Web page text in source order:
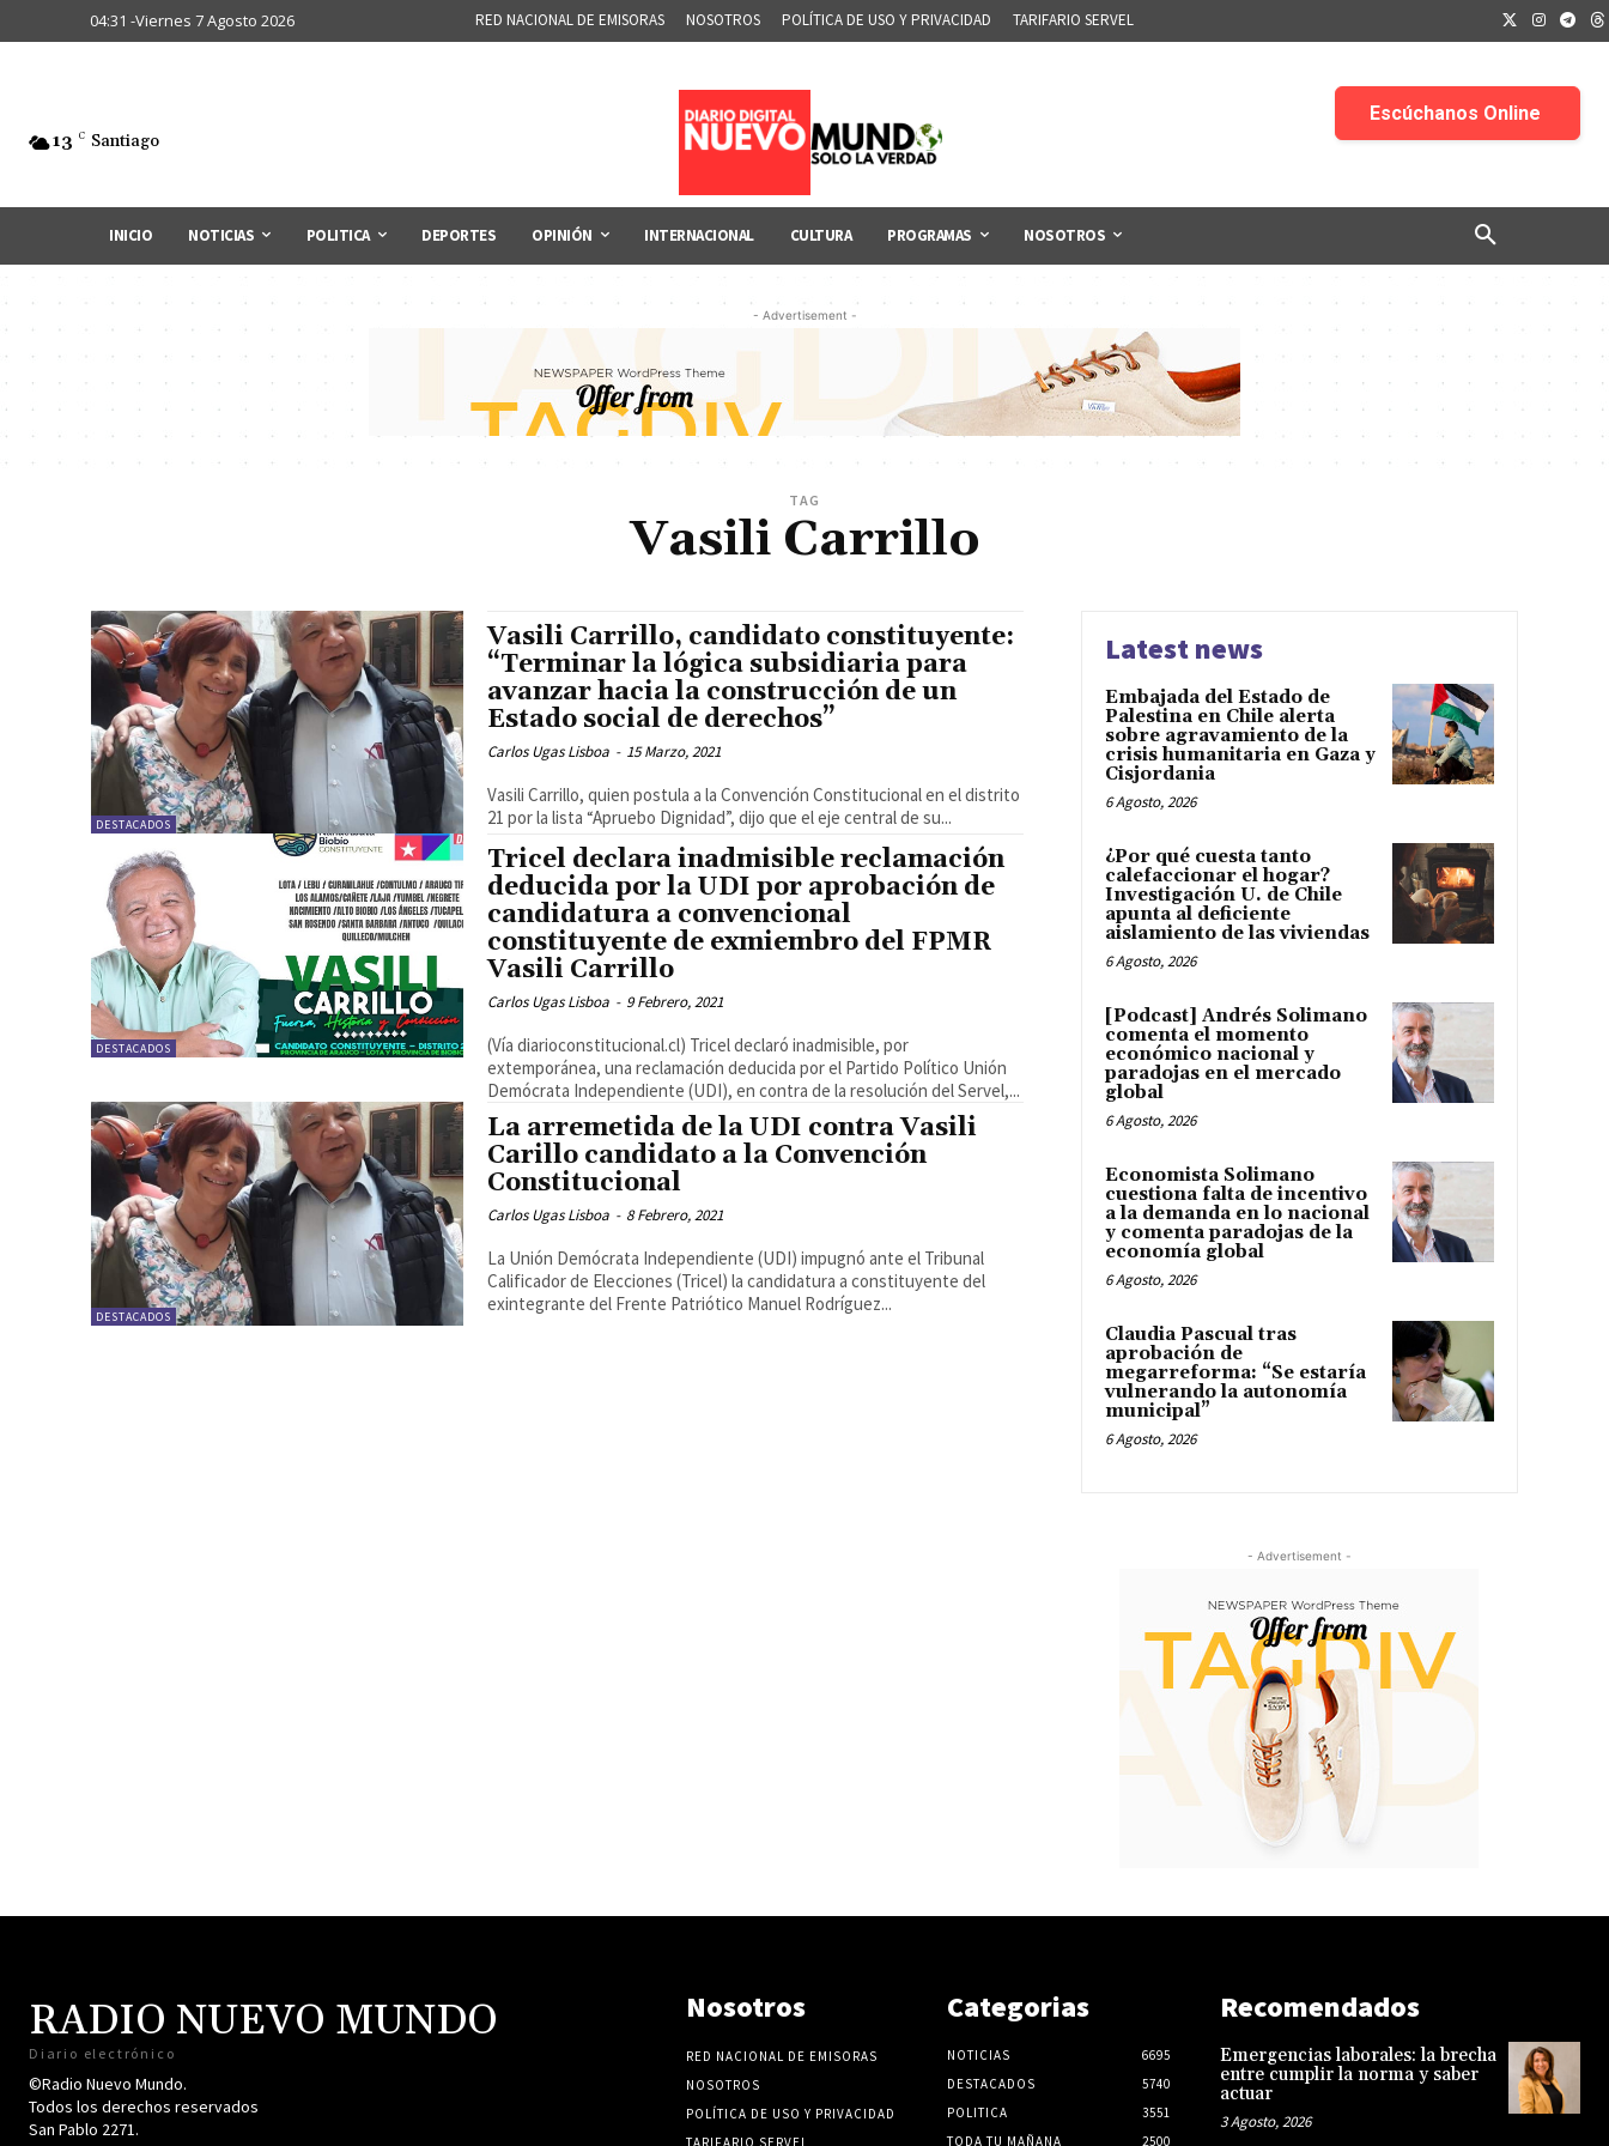
04:31 -Viernes 7 Agosto 2026 RED NACIONAL DE EMISORAS NOSOTROS POLÍTICA DE USO Y PRIVACIDAD TARIFARIO SERVEL
13 C Santiago
INICIO NOTICIAS POLITICA DEPORTES OPINIÓN INTERNACIONAL CULTURA PROGRAMAS NOSOTROS
- Advertisement -
TAG
Vasili Carrillo
DESTACADOS
Vasili Carrillo, candidato constituyente:
“Terminar la lógica subsidiaria para
avanzar hacia la construcción de un
Estado social de derechos”
Carlos Ugas Lisboa - 15 Marzo, 2021
Vasili Carrillo, quien postula a la Convención Constitucional en el distrito
21 por la lista “Apruebo Dignidad”, dijo que el eje central de su...
DESTACADOS
Tricel declara inadmisible reclamación
deducida por la UDI por aprobación de
candidatura a convencional
constituyente de exmiembro del FPMR
Vasili Carrillo
Carlos Ugas Lisboa - 9 Febrero, 2021
(Vía diarioconstitucional.cl) Tricel declaró inadmisible, por
extemporánea, una reclamación deducida por el Partido Político Unión
Demócrata Independiente (UDI), en contra de la resolución del Servel,...
DESTACADOS
La arremetida de la UDI contra Vasili
Carillo candidato a la Convención
Constitucional
Carlos Ugas Lisboa - 8 Febrero, 2021
La Unión Demócrata Independiente (UDI) impugnó ante el Tribunal
Calificador de Elecciones (Tricel) la candidatura a constituyente del
exintegrante del Frente Patriótico Manuel Rodríguez...
Latest news
Embajada del Estado de
Palestina en Chile alerta
sobre agravamiento de la
crisis humanitaria en Gaza y
Cisjordania
6 Agosto, 2026
¿Por qué cuesta tanto
calefaccionar el hogar?
Investigación U. de Chile
apunta al deficiente
aislamiento de las viviendas
6 Agosto, 2026
[Podcast] Andrés Solimano
comenta el momento
económico nacional y
paradojas en el mercado
global
6 Agosto, 2026
Economista Solimano
cuestiona falta de incentivo
a la demanda en lo nacional
y comenta paradojas de la
economía global
6 Agosto, 2026
Claudia Pascual tras
aprobación de
megarreforma: “Se estaría
vulnerando la autonomía
municipal”
6 Agosto, 2026
- Advertisement -
RADIO NUEVO MUNDO
Diario electrónico
©Radio Nuevo Mundo.
Todos los derechos reservados
San Pablo 2271.
Nosotros
RED NACIONAL DE EMISORAS
NOSOTROS
POLÍTICA DE USO Y PRIVACIDAD
TARIFARIO SERVEL
Categorias
NOTICIAS
6695
DESTACADOS
5740
POLITICA
3551
TODA TU MAÑANA
2500
Recomendados
Emergencias laborales: la brecha
entre cumplir la norma y saber
actuar
3 Agosto, 2026